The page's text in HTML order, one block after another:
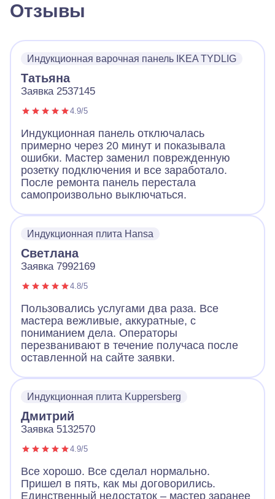
Отзывы
Индукционная варочная панель IKEA TYDLIG
Татьяна
Заявка 2537145
4.9/5
Индукционная панель отключалась
примерно через 20 минут и показывала
ошибки. Мастер заменил поврежденную
розетку подключения и все заработало.
После ремонта панель перестала
самопроизвольно выключаться.
Индукционная плита Hansa
Светлана
Заявка 7992169
4.8/5
Пользовались услугами два раза. Все
мастера вежливые, аккуратные, с
пониманием дела. Операторы
перезванивают в течение получаса после
оставленной на сайте заявки.
Индукционная плита Kuppersberg
Дмитрий
Заявка 5132570
4.9/5
Все хорошо. Все сделал нормально.
Пришел в пять, как мы договорились.
Единственный недостаток – мастер заранее